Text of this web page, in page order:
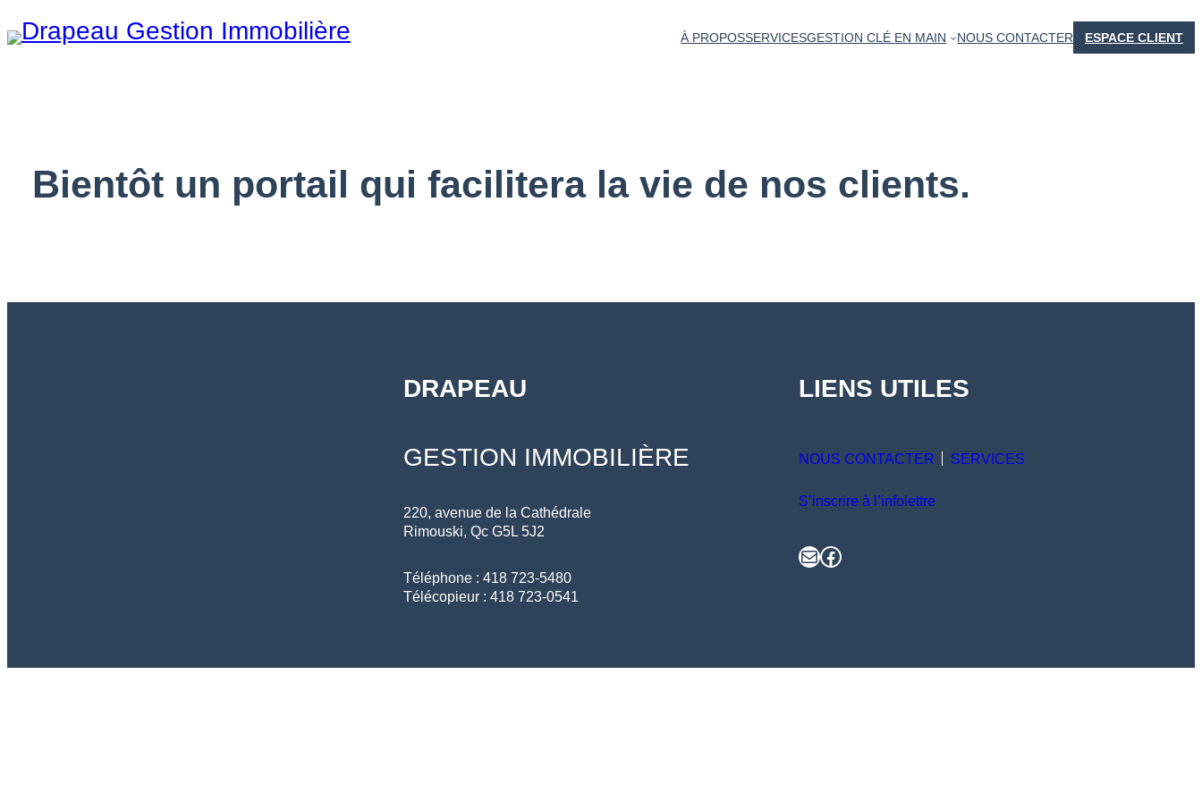
Aller
À PROPOSSERVICESGESTION CLÉ EN MAIN NOUS CONTACTER ESPACE CLIENT
Bientôt un portail qui facilitera la vie de nos clients.
DRAPEAU
GESTION IMMOBILIÈRE
220, avenue de la Cathédrale
Rimouski, Qc G5L 5J2
Téléphone : 418 723-5480
Télécopieur : 418 723-0541
LIENS UTILES
NOUS CONTACTER SERVICES
S’inscrire à l’infolettre
E-mail Facebook